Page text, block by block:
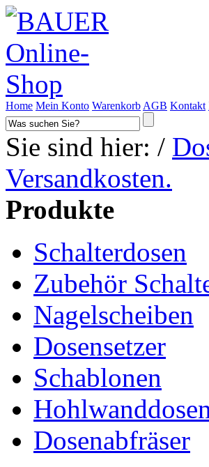
Home Mein Konto Warenkorb AGB Kontakt
Sie sind hier: /
Versandkosten.
Produkte
Schalterdosen
Zubehör
Nagelscheiben
Dosensetzer
Schablonen
Dosenabfräser